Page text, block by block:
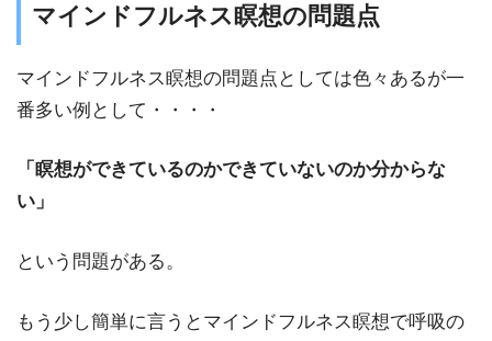
マインドフルネス瞑想の問題点
マインドフルネス瞑想の問題点としては色々あるが一
番多い例として・・・・
「瞑想ができているのかできていないのか分からな
い」
という問題がある。
もう少し簡単に言うとマインドフルネス瞑想で呼吸の